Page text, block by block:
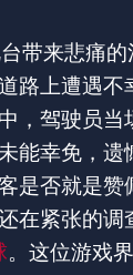
来悲痛的
路上遭遇不
，驾驶员当
能幸免，遗
是否就是赞
在紧张的调
。这位游戏